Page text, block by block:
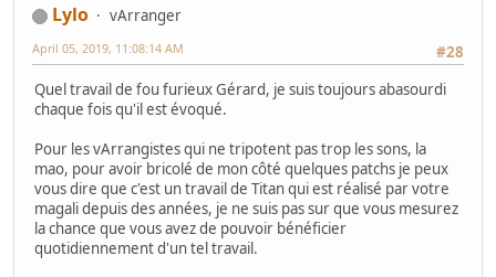
Lylo
vArranger
#28
April 05, 2019, 11:08:14 AM
Quel travail de fou furieux Gérard, je suis toujours abasourdi
chaque fois qu'il est évoqué.
Pour les vArrangistes qui ne tripotent pas trop les sons, la
mao, pour avoir bricolé de mon côté quelques patchs je peux
vous dire que c'est un travail de Titan qui est réalisé par votre
magali depuis des années, je ne suis pas sur que vous mesurez
la chance que vous avez de pouvoir bénéficier
quotidiennement d'un tel travail.